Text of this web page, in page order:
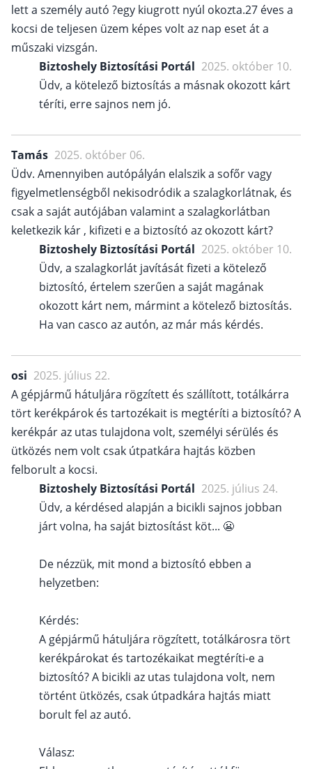
lett a személy autó ?egy kiugrott nyúl okozta.27 éves a
kocsi de teljesen üzem képes volt az nap eset át a
műszaki vizsgán.
Biztoshely Biztosítási Portál 2025. október 10.
Üdv, a kötelező biztosítás a másnak okozott kárt
téríti, erre sajnos nem jó.
Tamás 2025. október 06.
Üdv. Amennyiben autópályán elalszik a sofőr vagy
figyelmetlenségből nekisodródik a szalagkorlátnak, és
csak a saját autójában valamint a szalagkorlátban
keletkezik kár , kifizeti e a biztosító az okozott kárt?
Biztoshely Biztosítási Portál 2025. október 10.
Üdv, a szalagkorlát javítását fizeti a kötelező
biztosító, értelem szerűen a saját magának
okozott kárt nem, mármint a kötelező biztosítás.
Ha van casco az autón, az már más kérdés.
osi 2025. július 22.
A gépjármű hátuljára rögzített és szállított, totálkárra
tört kerékpárok és tartozékait is megtéríti a biztosító? A
kerékpár az utas tulajdona volt, személyi sérülés és
ütközés nem volt csak útpatkára hajtás közben
felborult a kocsi.
Biztoshely Biztosítási Portál 2025. július 24.
Üdv, a kérdésed alapján a bicikli sajnos jobban
járt volna, ha saját biztosítást köt... 😬
De nézzük, mit mond a biztosító ebben a
helyzetben:
Kérdés:
A gépjármű hátuljára rögzített, totálkárosra tört
kerékpárokat és tartozékaikat megtéríti-e a
biztosító? A bicikli az utas tulajdona volt, nem
történt ütközés, csak útpadkára hajtás miatt
borult fel az autó.
Válasz: